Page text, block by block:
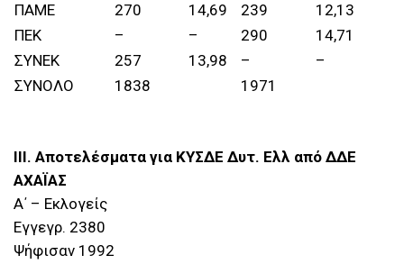
ΠΑΜΕ 270 14,69 239
12,13
ΠΕΚ
– – 290
14,71
ΣΥΝΕΚ
257 13,98 –
–
ΣΥΝΟΛΟ
1838 1971
III. Αποτελέσματα για ΚΥΣΔΕ Δυτ. Ελλ από ΔΔΕ
ΑΧΑΪΑΣ
Α΄ – Εκλογείς
Εγγεγρ. 2380
Ψήφισαν 1992